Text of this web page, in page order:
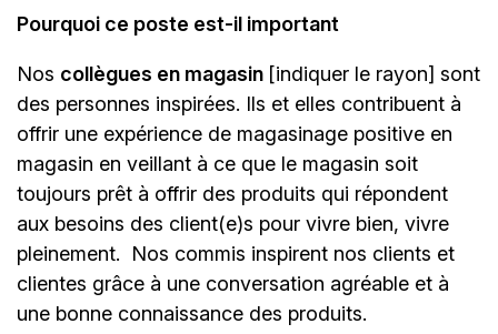
Pourquoi ce poste est-il important
Nos collègues en magasin [indiquer le rayon] sont
des personnes inspirées. Ils et elles contribuent à
offrir une expérience de magasinage positive en
magasin en veillant à ce que le magasin soit
toujours prêt à offrir des produits qui répondent
aux besoins des client(e)s pour vivre bien, vivre
pleinement. Nos commis inspirent nos clients et
clientes grâce à une conversation agréable et à
une bonne connaissance des produits.